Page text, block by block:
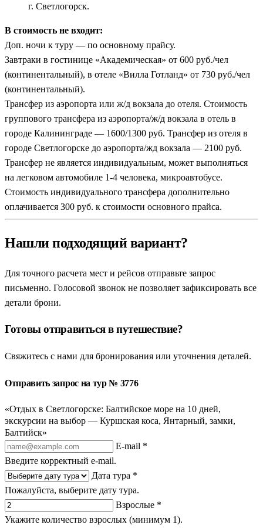
г. Светлогорск.
В стоимость не входит:
Доп. ночи к туру — по основному прайсу.
Завтраки в гостинице «Академическая» от 600 руб./чел
(континентальный), в отеле «Вилла Готланд» от 730 руб./чел
(континентальный).
Трансфер из аэропорта или ж/д вокзала до отеля. Стоимость
группового трансфера из аэропорта/ж/д вокзала в отель в
городе Калининграде — 1600/1300 руб. Трансфер из отеля в
городе Светлогорске до аэропорта/жд вокзала — 2100 руб.
Трансфер не является индивидуальным, может выполняться
на легковом автомобиле 1-4 человека, микроавтобусе.
Стоимость индивидуального трансфера дополнительно
оплачивается 300 руб. к стоимости основного прайса.
Нашли подходящий вариант?
Для точного расчета мест и рейсов отправьте запрос
письменно. Голосовой звонок не позволяет зафиксировать все
детали брони.
Готовы отправиться в путешествие?
Свяжитесь с нами для бронирования или уточнения деталей.
Отправить запрос на тур № 3776
«Отдых в Светлогорске: Балтийское море на 10 дней,
экскурсии на выбор — Куршская коса, Янтарный, замки,
Балтийск»
E-mail *
Введите корректный e-mail.
Дата тура *
Пожалуйста, выберите дату тура.
Взрослые *
Укажите количество взрослых (минимум 1).